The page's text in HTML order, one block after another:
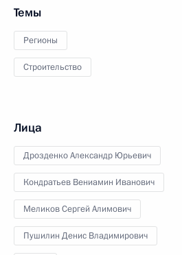
Темы
Регионы
Строительство
Лица
Дрозденко Александр Юрьевич
Кондратьев Вениамин Иванович
Меликов Сергей Алимович
Пушилин Денис Владимирович